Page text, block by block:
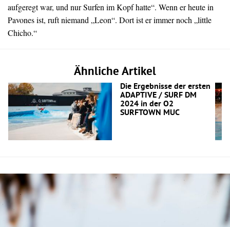
aufgeregt war, und nur Surfen im Kopf hatte“. Wenn er heute in
Pavones ist, ruft niemand „Leon“. Dort ist er immer noch „little
Chicho.“
Ähnliche Artikel
Die Ergebnisse der ersten
ADAPTIVE / SURF DM
2024 in der O2
SURFTOWN MUC